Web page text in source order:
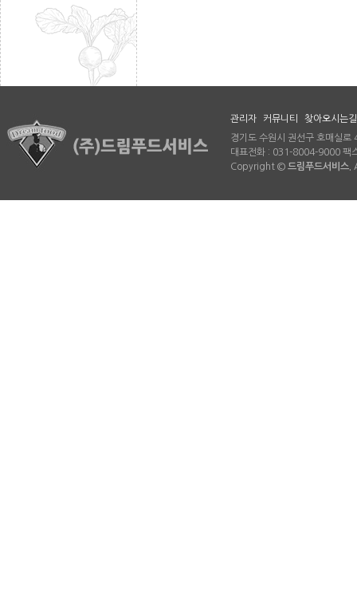
관리자 커뮤니티
찾아오시는길
경기도 수원시 권선구 호매실
대표전화 : 031-8004-9000
Copyright © 드림푸드서비스.